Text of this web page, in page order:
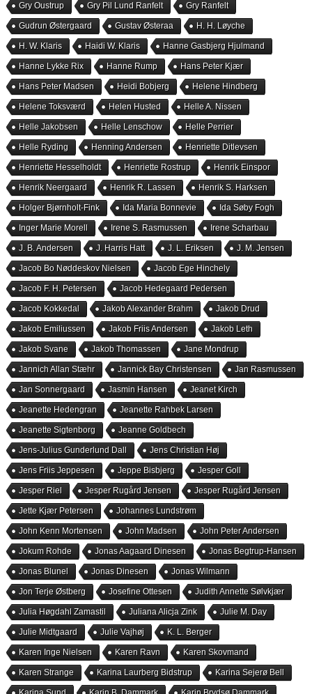
Gry Oustrup Gry Pil Lund Ranfelt Gry Ranfelt
Gudrun Østergaard Gustav Østeraa H. H. Løyche
H. W. Klaris Haidi W. Klaris Hanne Gasbjerg Hjulmand
Hanne Lykke Rix Hanne Rump Hans Peter Kjær
Hans Peter Madsen Heidi Bobjerg Helene Hindberg
Helene Toksværd Helen Husted Helle A. Nissen
Helle Jakobsen Helle Lenschow Helle Perrier
Helle Ryding Henning Andersen Henriette Ditlevsen
Henriette Hesselholdt Henriette Rostrup Henrik Einspor
Henrik Neergaard Henrik R. Lassen Henrik S. Harksen
Holger Bjørnholt-Fink Ida Maria Bonnevie Ida Søby Fogh
Inger Marie Morell Irene S. Rasmussen Irene Scharbau
J. B. Andersen J. Harris Hatt J. L. Eriksen J. M. Jensen
Jacob Bo Nøddeskov Nielsen Jacob Ege Hinchely
Jacob F. H. Petersen Jacob Hedegaard Pedersen
Jacob Kokkedal Jakob Alexander Brahm Jakob Drud
Jakob Emiliussen Jakob Friis Andersen Jakob Leth
Jakob Svane Jakob Thomassen Jane Mondrup
Jannich Allan Stæhr Jannick Bay Christensen Jan Rasmussen
Jan Sonnergaard Jasmin Hansen Jeanet Kirch
Jeanette Hedengran Jeanette Rahbek Larsen
Jeanette Sigtenborg Jeanne Goldbech
Jens-Julius Gunderlund Dall Jens Christian Høj
Jens Friis Jeppesen Jeppe Bisbjerg Jesper Goll
Jesper Riel Jesper Rugård Jensen Jesper Rugård Jensen
Jette Kjær Petersen Johannes Lundstrøm
John Kenn Mortensen John Madsen John Peter Andersen
Jokum Rohde Jonas Aagaard Dinesen Jonas Begtrup-Hansen
Jonas Blunel Jonas Dinesen Jonas Wilmann
Jon Terje Østberg Josefine Ottesen Judith Annette Sølvkjær
Julia Høgdahl Zamastil Juliana Alicja Zink Julie M. Day
Julie Midtgaard Julie Vajhøj K. L. Berger
Karen Inge Nielsen Karen Ravn Karen Skovmand
Karen Strange Karina Laurberg Bidstrup Karina Sejerø Bell